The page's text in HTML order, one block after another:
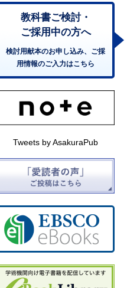
教科書ご検討・
ご採用中の方へ
検討用献本のお申し込み、ご採
用情報のご入力はこちら
Tweets by AsakuraPub